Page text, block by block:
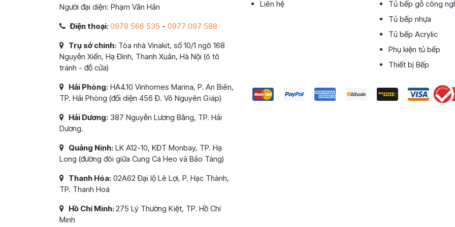
Người đại diện: Phạm Văn Hân
Điện thoại:0978 566 535 - 0977 097 588
Trụ sở chính: Tòa nhà Vinakit, số 10/1 ngõ 168
Nguyễn Xiển, Hạ Đình, Thanh Xuân, Hà Nội (ô tô
tránh - đỗ cửa)
Hải Phòng: HA4.10 Vinhomes Marina, P. An Biên,
TP. Hải Phòng (đối diện 456 Đ. Võ Nguyên Giáp)
Hải Dương: 387 Nguyễn Lương Bằng, TP. Hải
Dương.
Quảng Ninh: LK A12-10, KĐT Monbay, TP. Hạ
Long (đường đôi giữa Cung Cá Heo và Bảo Tàng)
Thanh Hóa: 02A62 Đại lộ Lê Lợi, P. Hạc Thành,
TP. Thanh Hoá
Hồ Chí Minh:275 Lý Thường Kiệt, TP. Hồ Chí
Minh
Liên hệ
Tủ bếp gỗ công
Tủ bếp nhựa
Tủ bếp Acrylic
Phụ kiện tủ bếp
Thiết bị Bếp